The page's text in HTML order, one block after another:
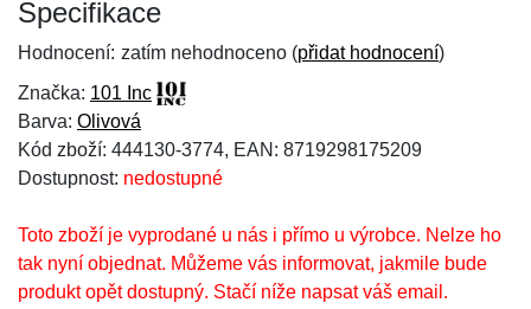
Specifikace
Hodnocení: zatím nehodnoceno (přidat hodnocení)
Značka: 101 Inc
Barva: Olivová
Kód zboží: 444130-3774, EAN: 8719298175209
Dostupnost: nedostupné
Toto zboží je vyprodané u nás i přímo u výrobce. Nelze ho
tak nyní objednat. Můžeme vás informovat, jakmile bude
produkt opět dostupný. Stačí níže napsat váš email.